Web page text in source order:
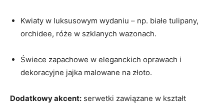
Kwiaty w luksusowym wydaniu – np. białe tulipany,
orchidee, róże w szklanych wazonach.
Świece zapachowe w eleganckich oprawach i
dekoracyjne jajka malowane na złoto.
Dodatkowy akcent: serwetki zawiązane w kształt